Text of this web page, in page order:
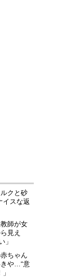
クと砂
スな返
師が女
見え
」
ちゃん
や…“意